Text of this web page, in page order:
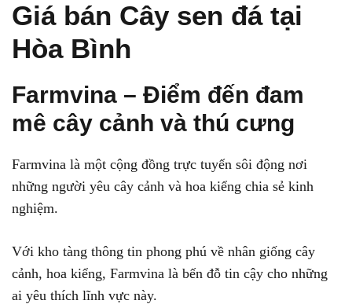
Giá bán Cây sen đá tại
Hòa Bình
Farmvina – Điểm đến đam
mê cây cảnh và thú cưng
Farmvina là một cộng đồng trực tuyến sôi động nơi
những người yêu cây cảnh và hoa kiểng chia sẻ kinh
nghiệm.
Với kho tàng thông tin phong phú về nhân giống cây
cảnh, hoa kiểng, Farmvina là bến đỗ tin cậy cho những
ai yêu thích lĩnh vực này.